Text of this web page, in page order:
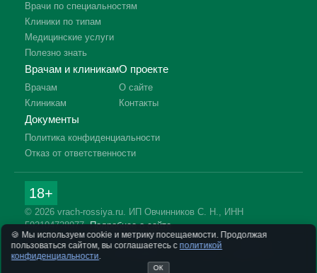
Врачи по специальностям
Клиники по типам
Медицинские услуги
Полезно знать
Врачам и клиникам
Врачам
Клиникам
О проекте
О сайте
Контакты
Документы
Политика конфиденциальности
Отказ от ответственности
18+
© 2026 vrach-rossiya.ru. ИП Овчинников С. Н., ИНН
592104728977.Подробнее о сайте
Информация на сайте не заменяет приём врача. Имеются
противопоказания, необходима консультация специалиста.
🍪 Мы используем cookie и метрику посещаемости. Продолжая
пользоваться сайтом, вы соглашаетесь с политикой
конфиденциальности
ОК